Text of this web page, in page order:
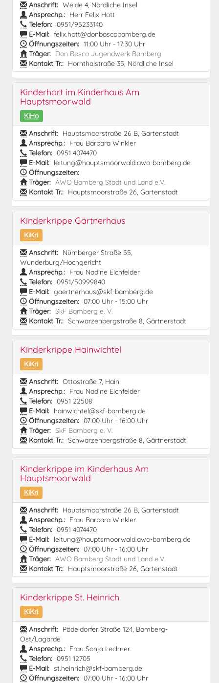
Anschrift: Weide 4, Nördliche Insel
Ansprechp.: Herr Felix Hott
Telefon: 0951/95233140
E-Mail: felix.hott@donboscobamberg.de
Öffnungszeiten: 11:00 Uhr - 17:30 Uhr
Träger: Don Bosco Jugendwerk Bamberg
Kontakt Tr.: Hornthalstraße 35, Nördliche Insel
Kinderhort im Kinderhaus Am
Hauptsmoorwald
KiHo
Anschrift: Hauptsmoorstraße 26 B, Gartenstadt
Ansprechp.: Frau Barbara Winkler
Telefon: 0951 4074470
E-Mail: leitung@hauptsmoorwald.awo-bamberg.de
Öffnungszeiten:
Träger: AWO Bamberg Stadt und Land e.V.
Kontakt Tr.: Hauptsmoorstraße 26, Gartenstadt
Kinderkrippe Gärtnerhaus
KiKri
Anschrift: Nürnberger Straße 55,
Wunderburg/Hochgericht
Ansprechp.: Frau Nadine Eichfelder
Telefon: 0951/50999840
E-Mail: gaertnerhaus@skf-bamberg.de
Öffnungszeiten: 07:00 Uhr - 15:00 Uhr
Träger: SkF Bamberg e. V.
Kontakt Tr.: Schwarzenbergstraße 8, Gärtnerstadt
Kinderkrippe Hainwichtel
KiKri
Anschrift: Ottostraße 7, Hain
Ansprechp.: Frau Nadine Eichfelder
Telefon: 0951 22508
E-Mail: hainwichtel@skf-bamberg.de
Öffnungszeiten: 07:00 Uhr - 16:00 Uhr
Träger: SkF Bamberg e. V.
Kontakt Tr.: Schwarzenbergstraße 8, Gärtnerstadt
Kinderkrippe im Kinderhaus Am
Hauptsmoorwald
KiKri
Anschrift: Hauptsmoorstraße 26 B, Gartenstadt
Ansprechp.: Frau Barbara Winkler
Telefon: 0951 4074470
E-Mail: leitung@hauptsmoorwald.awo-bamberg.de
Öffnungszeiten: 07:00 Uhr - 16:00 Uhr
Träger: AWO Bamberg Stadt und Land e.V.
Kontakt Tr.: Hauptsmoorstraße 26, Gartenstadt
Kinderkrippe St. Heinrich
KiKri
Anschrift: Pödeldorfer Straße 124, Bamberg-
Ost/Lagarde
Ansprechp.: Frau Sonja Lechner
Telefon: 0951 12705
E-Mail: st.heinrich@skf-bamberg.de
Öffnungszeiten: 07:00 Uhr - 16:00 Uhr